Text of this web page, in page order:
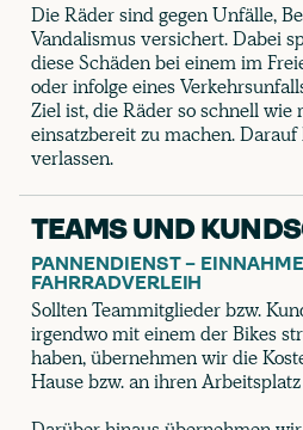
Die Räder sind gegen Unfälle,
Vandalismus versichert. Dabei
diese Schäden bei einem im
oder infolge eines
Ziel ist, die Räder so schnell wie
einsatzbereit zu machen.
verlassen.
TEAMS UND
PANNENDIENST –
FAHRRADVERLEIH
Sollten Teammitglieder bzw.
irgendwo mit einem der Bikes
haben, übernehmen wir die
Hause bzw. an ihren